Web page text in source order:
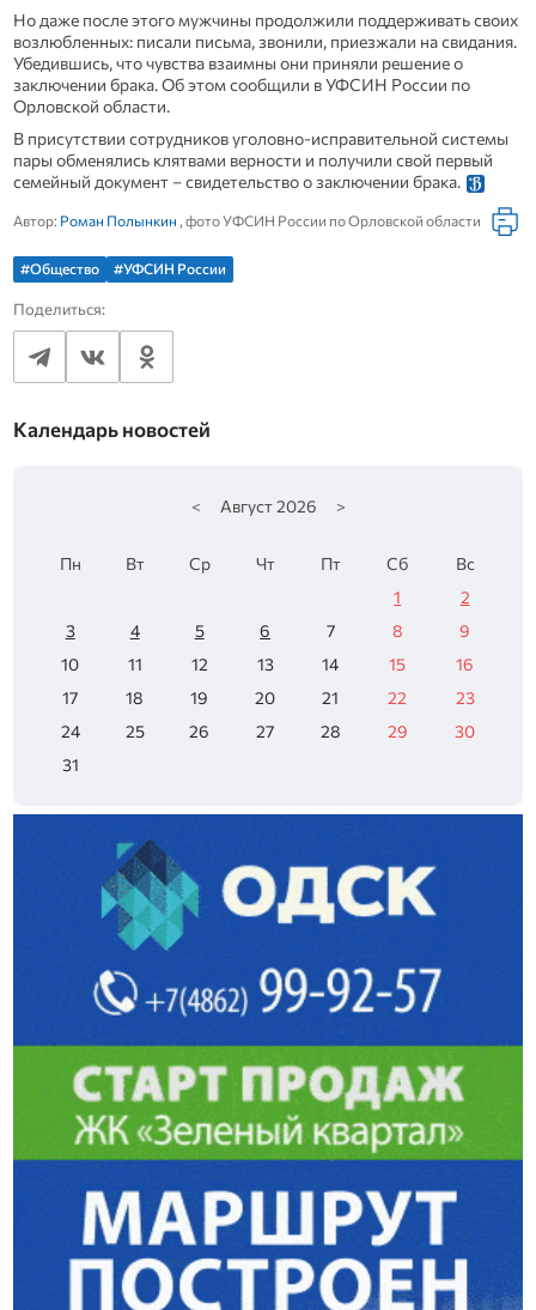
Но даже после этого мужчины продолжили поддерживать своих
возлюбленных: писали письма, звонили, приезжали на свидания.
Убедившись, что чувства взаимны они приняли решение о
заключении брака. Об этом сообщили в УФСИН России по
Орловской области.
В присутствии сотрудников уголовно-исправительной системы
пары обменялись клятвами верности и получили свой первый
семейный документ – свидетельство о заключении брака.
Автор: Роман Полынкин , фото УФСИН России по Орловской области
#Общество #УФСИН России
Поделиться:
Календарь новостей
< Август 2026 >
Пн Вт Ср Чт Пт Сб
Вс
1
2
3
4 5 6 7 8
9
10
11 12 13 14 15
16
17
18 19 20 21 22
23
24
25 26 27 28 29
30
31